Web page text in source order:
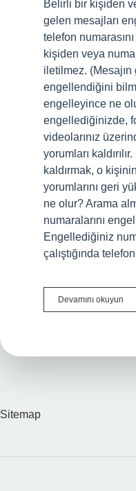
Belirli bir kişiden
gelen mesajları
telefon
kişiden veya
iletilmez. (Mesajın
engellendiğini
engelleyince ne
engellediğinizde,
videolarınız
yorumları
kaldırmak, o
yorumlarını geri
ne olur? Arama
numaralarını
Engellediğiniz
çalıştığında
Devamını okuyun
Sitemap